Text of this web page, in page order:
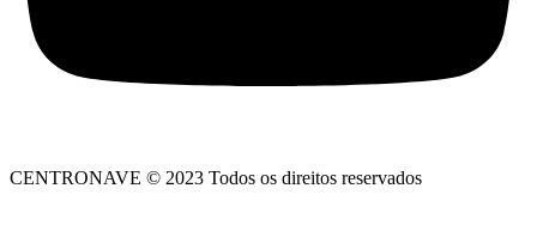
CENTRONAVE © 2023 Todos os direitos reservados